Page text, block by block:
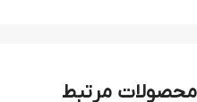
محصولات مرتبط